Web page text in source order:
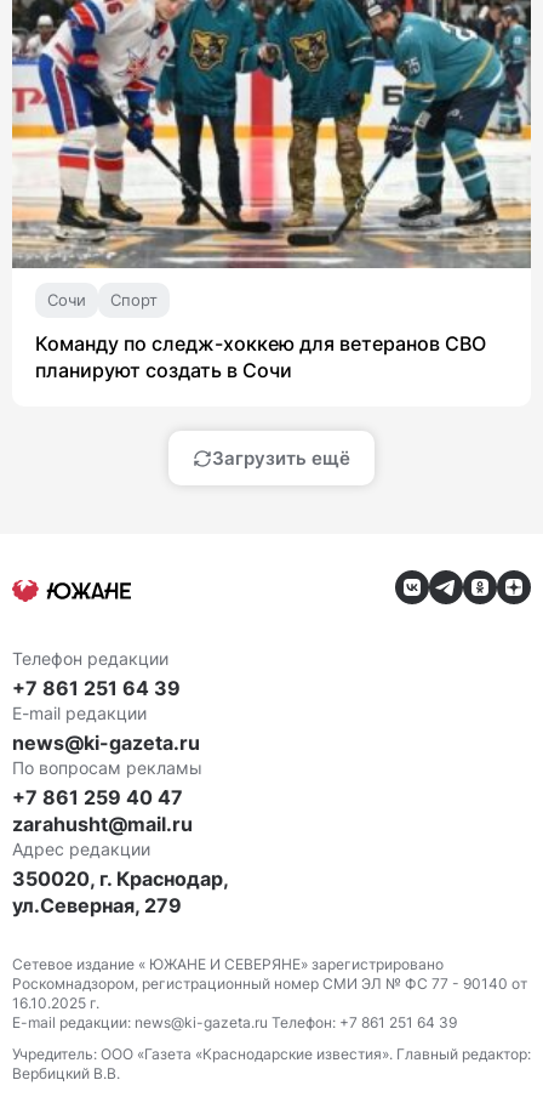
Сочи Спорт
Команду по следж-хоккею для ветеранов СВО
планируют создать в Сочи
Загрузить ещё
Телефон редакции
+7 861 251 64 39
E-mail редакции
news@ki-gazeta.ru
По вопросам рекламы
+7 861 259 40 47
zarahusht@mail.ru
Адрес редакции
350020, г. Краснодар,
ул.Северная, 279
Сетевое издание « ЮЖАНЕ И СЕВЕРЯНЕ» зарегистрировано
Роскомнадзором, регистрационный номер СМИ ЭЛ № ФС 77 - 90140 от
16.10.2025 г.
E-mail редакции: news@ki-gazeta.ru Телефон: +7 861 251 64 39
Учредитель: ООО «Газета «Краснодарские известия». Главный редактор:
Вербицкий В.В.